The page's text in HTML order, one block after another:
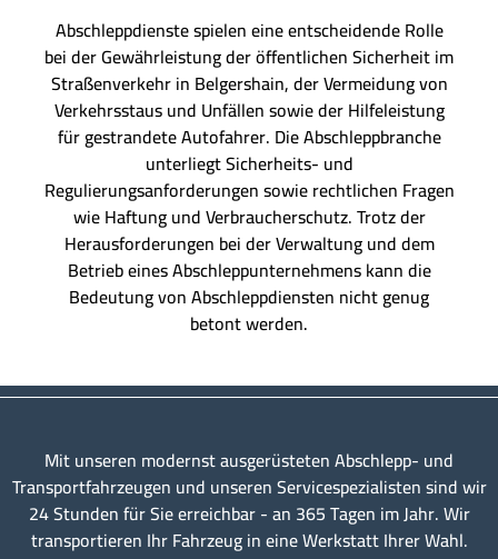
Abschleppdienste spielen eine entscheidende Rolle
bei der Gewährleistung der öffentlichen Sicherheit im
Straßenverkehr in Belgershain, der Vermeidung von
Verkehrsstaus und Unfällen sowie der Hilfeleistung
für gestrandete Autofahrer. Die Abschleppbranche
unterliegt Sicherheits- und
Regulierungsanforderungen sowie rechtlichen Fragen
wie Haftung und Verbraucherschutz. Trotz der
Herausforderungen bei der Verwaltung und dem
Betrieb eines Abschleppunternehmens kann die
Bedeutung von Abschleppdiensten nicht genug
betont werden.
Mit unseren modernst ausgerüsteten Abschlepp- und
Transportfahrzeugen und unseren Servicespezialisten sind wir
24 Stunden für Sie erreichbar - an 365 Tagen im Jahr. Wir
transportieren Ihr Fahrzeug in eine Werkstatt Ihrer Wahl.